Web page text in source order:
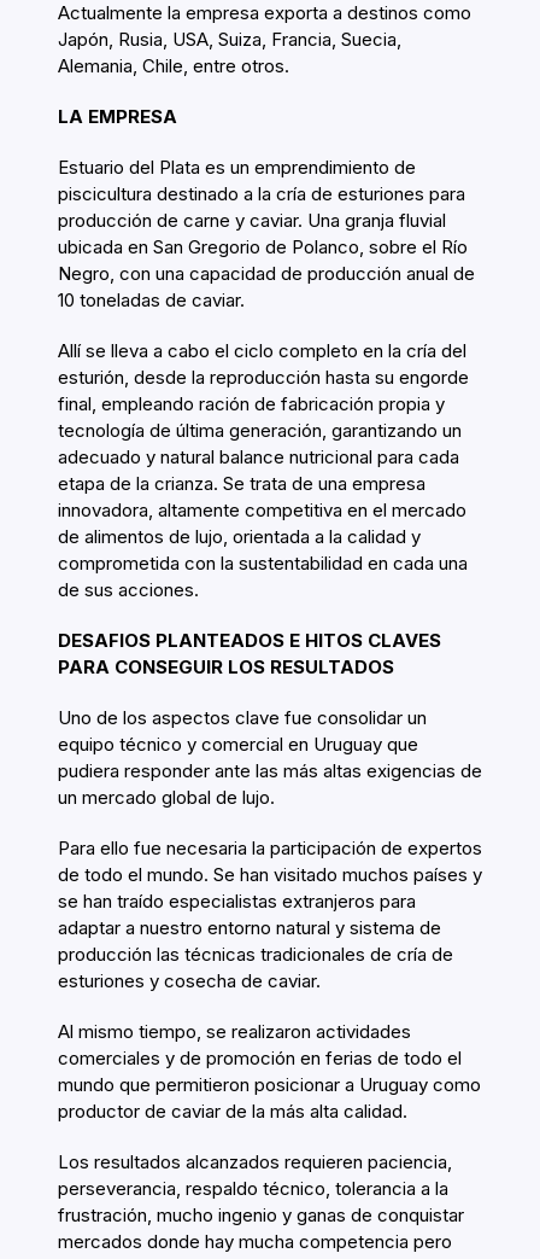
Actualmente la empresa exporta a destinos como
Japón, Rusia, USA, Suiza, Francia, Suecia,
Alemania, Chile, entre otros.
LA EMPRESA
Estuario del Plata es un emprendimiento de
piscicultura destinado a la cría de esturiones para
producción de carne y caviar. Una granja fluvial
ubicada en San Gregorio de Polanco, sobre el Río
Negro, con una capacidad de producción anual de
10 toneladas de caviar.
Allí se lleva a cabo el ciclo completo en la cría del
esturión, desde la reproducción hasta su engorde
final, empleando ración de fabricación propia y
tecnología de última generación, garantizando un
adecuado y natural balance nutricional para cada
etapa de la crianza. Se trata de una empresa
innovadora, altamente competitiva en el mercado
de alimentos de lujo, orientada a la calidad y
comprometida con la sustentabilidad en cada una
de sus acciones.
DESAFIOS PLANTEADOS E HITOS CLAVES
PARA CONSEGUIR LOS RESULTADOS
Uno de los aspectos clave fue consolidar un
equipo técnico y comercial en Uruguay que
pudiera responder ante las más altas exigencias de
un mercado global de lujo.
Para ello fue necesaria la participación de expertos
de todo el mundo. Se han visitado muchos países y
se han traído especialistas extranjeros para
adaptar a nuestro entorno natural y sistema de
producción las técnicas tradicionales de cría de
esturiones y cosecha de caviar.
Al mismo tiempo, se realizaron actividades
comerciales y de promoción en ferias de todo el
mundo que permitieron posicionar a Uruguay como
productor de caviar de la más alta calidad.
Los resultados alcanzados requieren paciencia,
perseverancia, respaldo técnico, tolerancia a la
frustración, mucho ingenio y ganas de conquistar
mercados donde hay mucha competencia pero